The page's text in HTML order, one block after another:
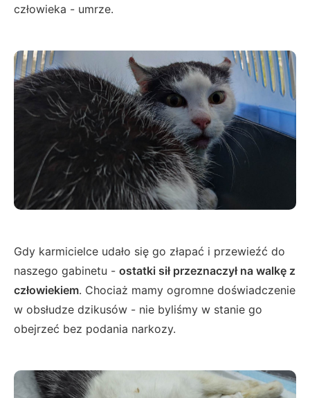
człowieka - umrze.
Gdy karmicielce udało się go złapać i przewieźć do
naszego gabinetu - ostatki sił przeznaczył na walkę z
człowiekiem. Chociaż mamy ogromne doświadczenie
w obsłudze dzikusów - nie byliśmy w stanie go
obejrzeć bez podania narkozy.